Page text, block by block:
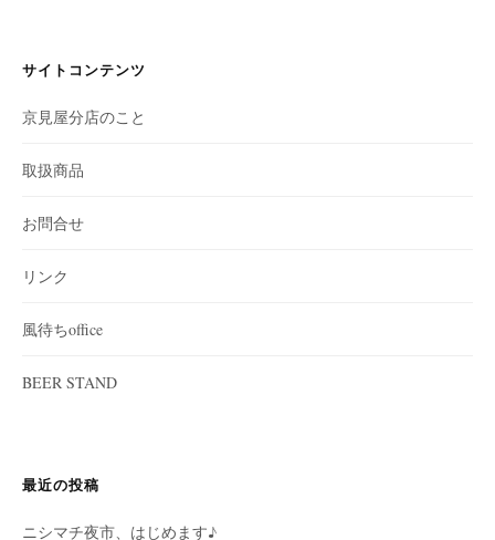
サイトコンテンツ
京見屋分店のこと
取扱商品
お問合せ
リンク
風待ちoffice
BEER STAND
最近の投稿
ニシマチ夜市、はじめます♪